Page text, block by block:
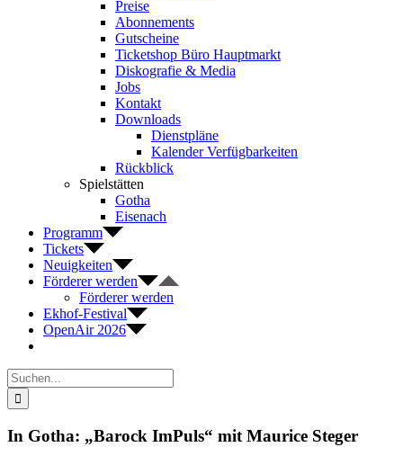
Preise
Abonnements
Gutscheine
Ticketshop Büro Hauptmarkt
Diskografie & Media
Jobs
Kontakt
Downloads
Dienstpläne
Kalender Verfügbarkeiten
Rückblick
Spielstätten
Gotha
Eisenach
Programm
Tickets
Neuigkeiten
Förderer werden
Förderer werden
Ekhof-Festival
OpenAir 2026
Suche
nach:
In Gotha: „Barock ImPuls“ mit Maurice Steger